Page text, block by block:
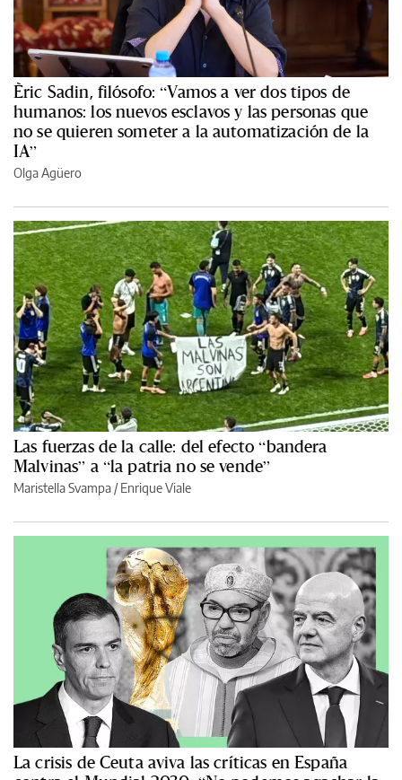
Èric Sadin, filósofo: “Vamos a ver dos tipos de
humanos: los nuevos esclavos y las personas que
no se quieren someter a la automatización de la
IA”
Olga Agüero
Las fuerzas de la calle: del efecto “bandera
Malvinas” a “la patria no se vende”
Maristella Svampa /Enrique Viale
La crisis de Ceuta aviva las críticas en España